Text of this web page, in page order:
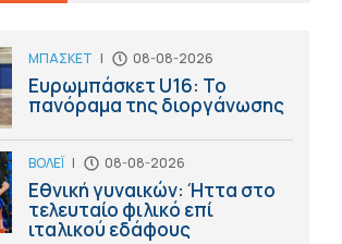
ΜΠΑΣΚΕΤ | 08-08-2026
Ευρωμπάσκετ U16: Το
πανόραμα της διοργάνωσης
ΒΟΛΕΪ | 08-08-2026
Εθνική γυναικών: Ήττα στο
τελευταίο φιλικό επί
ιταλικού εδάφους